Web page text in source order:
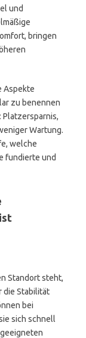
und
bringen
Aspekte
zu benennen
Platzersparnis,
Wartung.
welche
fundierte und
Standort steht,
die Stabilität
bei
sich schnell